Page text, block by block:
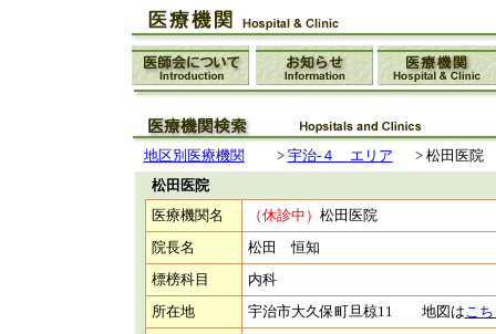
地区別医療機関 > 宇治-４ エリア > 松田医院
松田医院
医療機関名
（休診中） 松田医院
院長名
松田 恒知
標榜科目
内科
所在地
宇治市大久保町旦椋11 地図はこ